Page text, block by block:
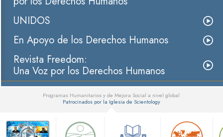
UNIDOS
En Apoyo de los Derechos Humanos
Revista Freedom:
Una Voz por los Derechos Humanos
Programas Humanitarios y de Mejora Social a nivel global
Patrocinados por la Iglesia de Scientology